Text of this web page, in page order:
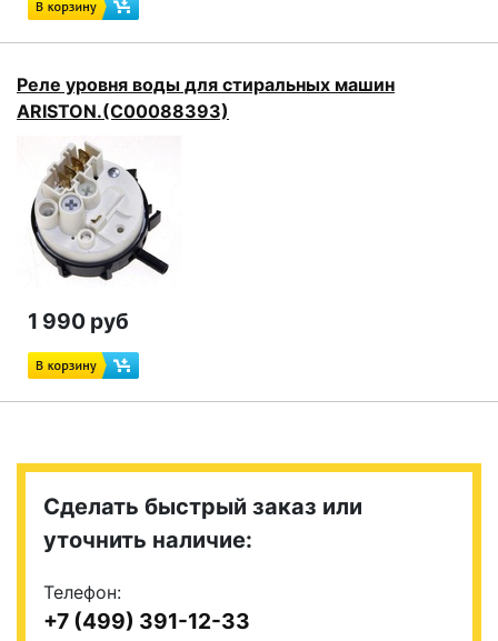
Реле уровня воды для стиральных машин
ARISTON.(C00088393)
1 990 руб
Сделать быстрый заказ или
уточнить наличие:
Телефон:
+7 (499) 391-12-33